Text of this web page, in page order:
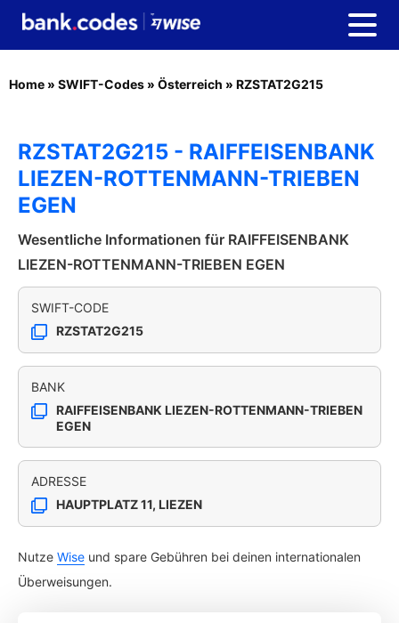
Home » SWIFT-Codes » Österreich » RZSTAT2G215
RZSTAT2G215 - RAIFFEISENBANK
LIEZEN-ROTTENMANN-TRIEBEN
EGEN
Wesentliche Informationen für RAIFFEISENBANK
LIEZEN-ROTTENMANN-TRIEBEN EGEN
SWIFT-CODE
RZSTAT2G215
BANK
RAIFFEISENBANK LIEZEN-ROTTENMANN-TRIEBEN
EGEN
ADRESSE
HAUPTPLATZ 11, LIEZEN
Nutze Wise und spare Gebühren bei deinen internationalen
Überweisungen.